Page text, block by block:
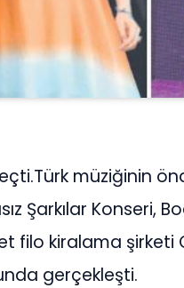
müziğinin
Şarkılar Konseri,
filo kiralama şirketi
gerçekleşti.